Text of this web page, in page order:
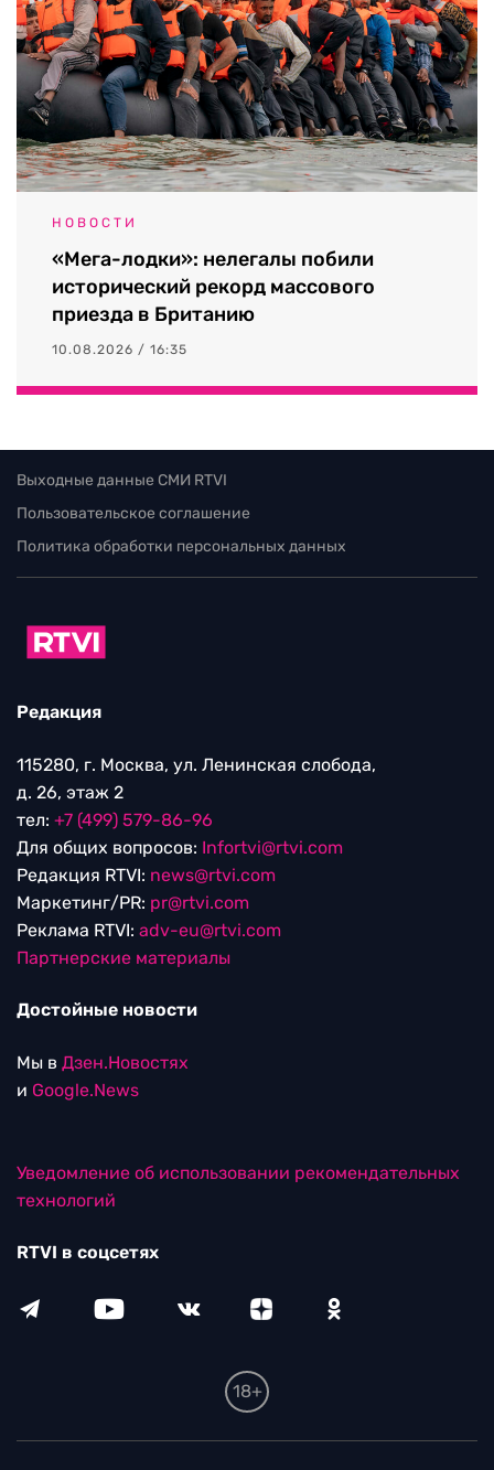
НОВОСТИ
«Мега-лодки»: нелегалы побили
исторический рекорд массового
приезда в Британию
10.08.2026 / 16:35
Выходные данные СМИ RTVI
Пользовательское соглашение
Политика обработки персональных данных
Редакция
115280, г. Москва, ул. Ленинская слобода,
д. 26, этаж 2
тел: +7 (499) 579-86-96
Для общих вопросов: Infortvi@rtvi.com
Редакция RTVI: news@rtvi.com
Маркетинг/PR: pr@rtvi.com
Реклама RTVI: adv-eu@rtvi.com
Партнерские материалы
Достойные новости
Мы в Дзен.Новостях
и Google.News
Уведомление об использовании рекомендательных
технологий
RTVI в соцсетях
18+